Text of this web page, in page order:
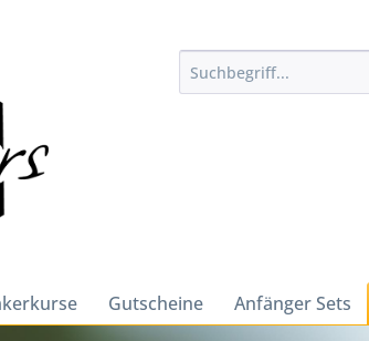
Gutscheine Anfänger Sets